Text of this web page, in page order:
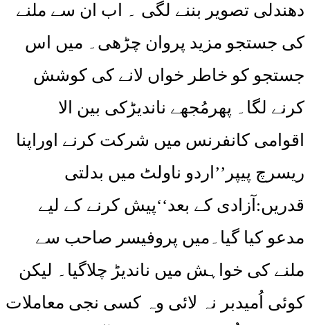
دھندلی تصویر بننے لگی ۔ اب ان سے ملنے
کی جستجو مزید پروان چڑھی۔ میں اس
جستجو کو خاطر خواں لانے کی کوشش
کرنے لگا۔ پھرمُجھے ناندیڑکی بین الا
اقوامی کانفرنس میں شرکت کرنے اوراپنا
ریسرچ پیپر’’اردو ناولٹ میں بدلتی
قدریں:آزادی کے بعد‘‘پیش کرنے کے لیے
مدعو کیا گیا۔میں پروفیسر صاحب سے
ملنے کی خواہش میں ناندیڑ چلاگیا۔ لیکن
کوئی اُمیدبر نہ لائی وہ کسی نجی معاملات